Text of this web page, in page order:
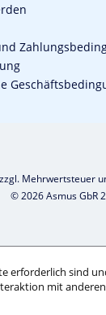
Mehrwertsteuer
© 2026 Asmus GbR
erforderlich sind
mit